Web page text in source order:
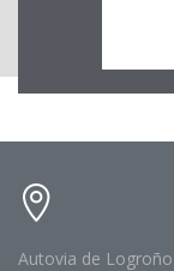
Autovia de